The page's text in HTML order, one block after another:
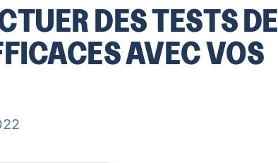
DES TESTS DE
AVEC VOS